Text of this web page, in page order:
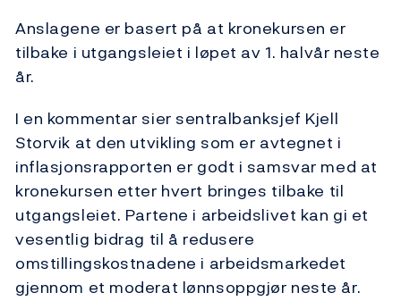
Anslagene er basert på at kronekursen er
tilbake i utgangsleiet i løpet av 1. halvår neste
år.
I en kommentar sier sentralbanksjef Kjell
Storvik at den utvikling som er avtegnet i
inflasjonsrapporten er godt i samsvar med at
kronekursen etter hvert bringes tilbake til
utgangsleiet. Partene i arbeidslivet kan gi et
vesentlig bidrag til å redusere
omstillingskostnadene i arbeidsmarkedet
gjennom et moderat lønnsoppgjør neste år.